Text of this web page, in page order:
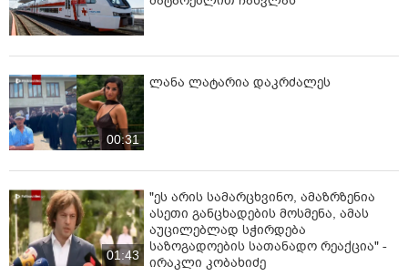
00:31
ლანა ლატარია დაკრძალეს
01:43
"ეს არის სამარცხვინო, ამაზრზენია
ასეთი განცხადების მოსმენა, ამას
აუცილებლად სჭირდება
საზოგადოების სათანადო რეაქცია" -
ირაკლი კობახიძე